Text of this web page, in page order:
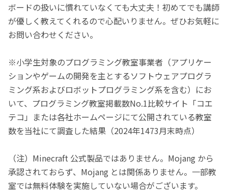
ボードの扱いに慣れていなくても大丈夫！初めてでも講師
が優しく教えてくれるので心配いりません。ぜひお気軽に
お問い合わせください。
※小学生対象のプログラミング教室事業者（アプリケー
ションやゲームの開発を主とするソフトウェアプログラ
ミング系およびロボットプログラミング系を含む）にお
いて、プログラミング教室掲載数No.1比較サイト「コエ
テコ」または各社ホームページにて公開されている教室
数を当社にて調査した結果（2024年1473月末時点）
（注）Minecraft 公式製品ではありません。Mojang から
承認されておらず、Mojang とは関係ありません。一部教
室では無料体験を実施していない場合がございます。